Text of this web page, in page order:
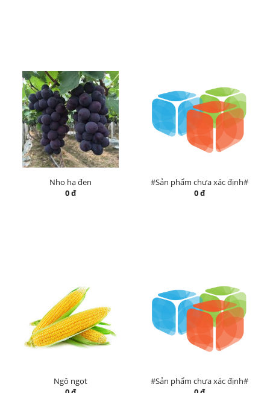
Nho hạ đen
0 đ
#Sản phẩm chưa xác định#
0 đ
Ngô ngọt
#Sản phẩm chưa xác định#